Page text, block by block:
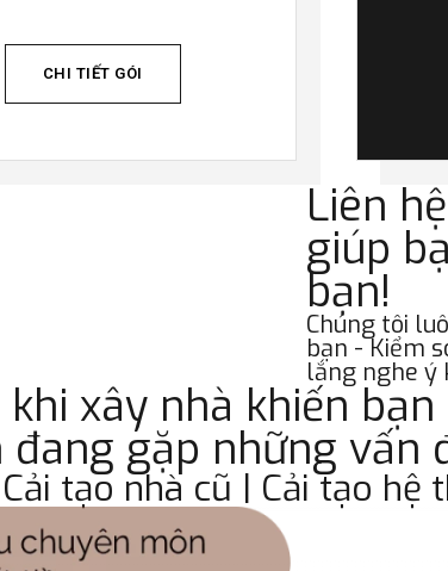
CHI TIẾT GÓI
Liên
giúp
bạn!
Chúng tôi
bạn - Kiểm
lắng nghe ý
khi xây nhà khiến
đang gặp những vấn
tạo nhà cũ | Cải tạo hệ